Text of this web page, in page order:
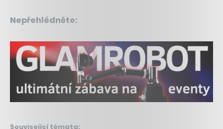
Nepřehlédněte:
Související témata: